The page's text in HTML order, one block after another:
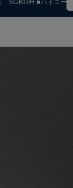
SGB10H ■ハイエー